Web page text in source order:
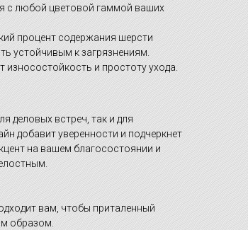
с любой цветовой гаммой ваших
процент содержания шерсти
устойчивым к загрязнениям.
износостойкость и простоту ухода.
деловых встреч, так и для
добавит уверенности и подчеркнет
на вашем благосостоянии и
вам, чтобы приталенный
образом.